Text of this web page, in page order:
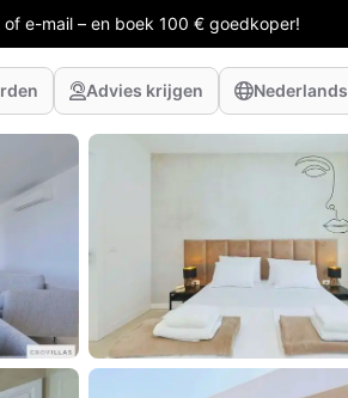
e-mail – en boek 100 € goedkoper!
Advies krijgen Nederlands